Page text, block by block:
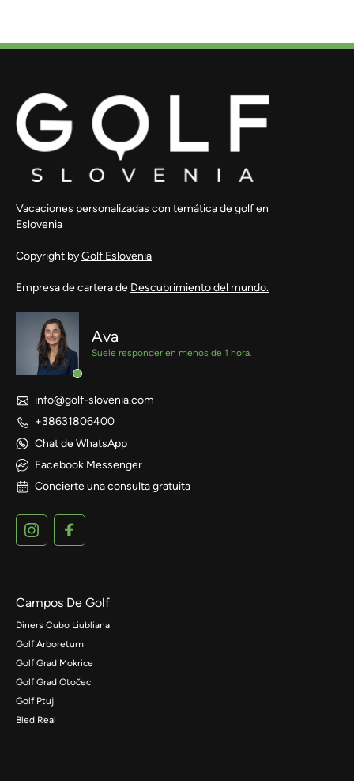
Vacaciones personalizadas con temática de golf en
Eslovenia
Copyright byGolf Eslovenia
Empresa de cartera de Descubrimiento del mundo.
Ava
Suele responder en menos de 1 hora.
info@golf-slovenia.com
+38631806400
Chat de WhatsApp
Facebook Messenger
Concierte una consulta gratuita
Campos De Golf
Diners Cubo Liubliana
Golf Arboretum
Golf Grad Mokrice
Golf Grad Otočec
Golf Ptuj
Bled Real